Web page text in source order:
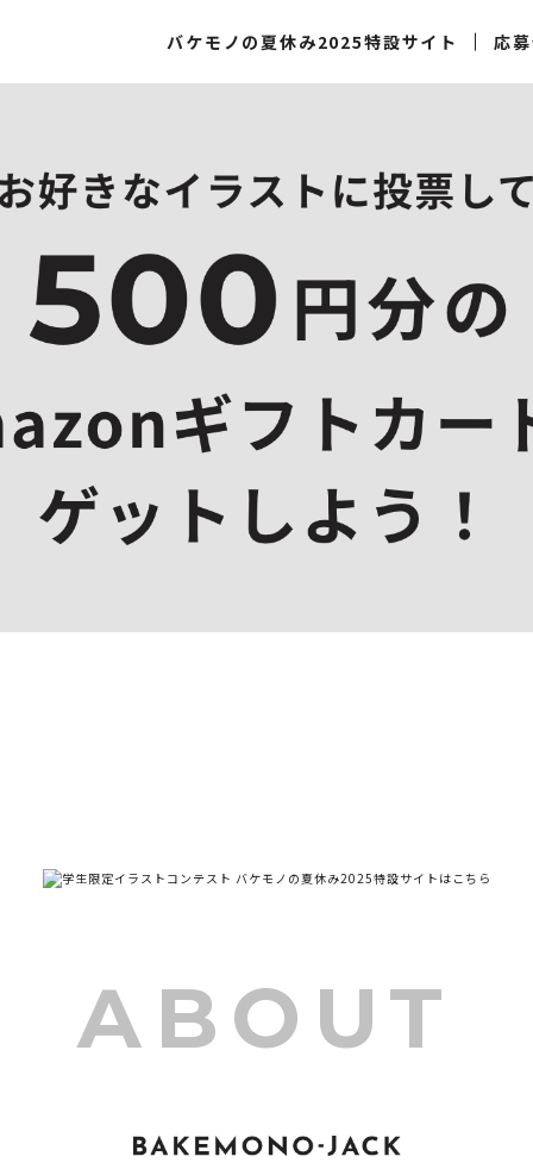
バケモノの夏休み2025特設サイト 応
ABOUT